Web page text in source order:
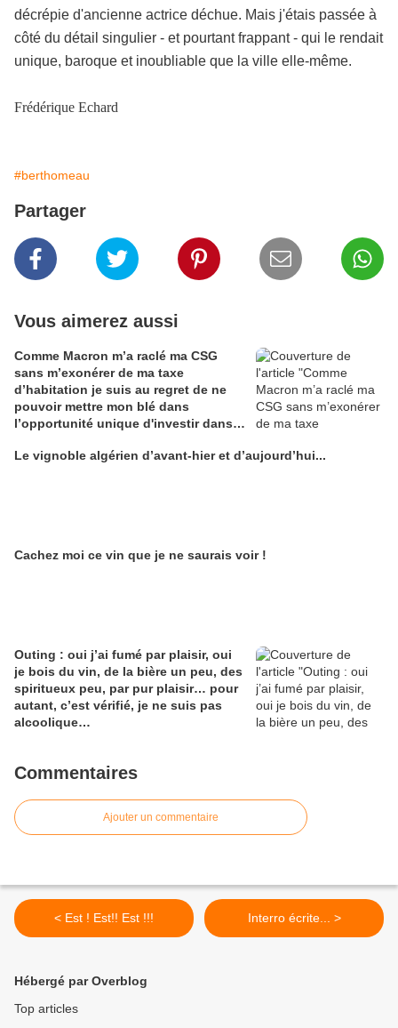
décrépie d'ancienne actrice déchue. Mais j'étais passée à
côté du détail singulier - et pourtant frappant - qui le rendait
unique, baroque et inoubliable que la ville elle-même.
Frédérique Echard
#berthomeau
Partager
Vous aimerez aussi
Comme Macron m’a raclé ma CSG
sans m’exonérer de ma taxe
d’habitation je suis au regret de ne
pouvoir mettre mon blé dans
l’opportunité unique d'investir dans
Alain Edouard
Le vignoble algérien d’avant-hier et d’aujourd’hui...
Cachez moi ce vin que je ne saurais voir !
Outing : oui j’ai fumé par plaisir, oui
je bois du vin, de la bière un peu, des
spiritueux peu, par pur plaisir… pour
autant, c’est vérifié, je ne suis pas
alcoolique…
Commentaires
Ajouter un commentaire
< Est ! Est!! Est !!! Interro écrite... >
Hébergé par Overblog
Top articles